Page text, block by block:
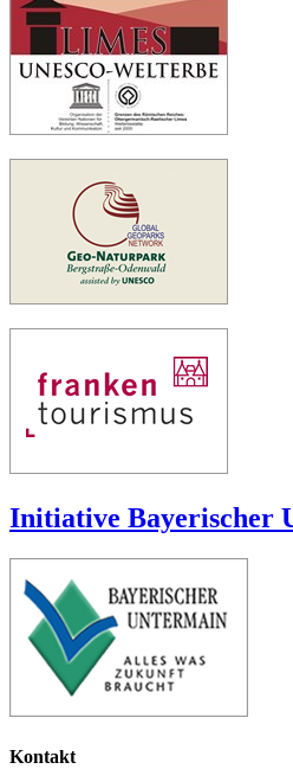
Initiative Bayerischer
Kontakt